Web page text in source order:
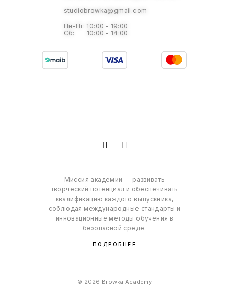
studiobrowka@gmail.com
Пн-Пт: 10:00 - 19:00
Сб: 10:00 - 14:00
Миссия академии — развивать
творческий потенциал и обеспечивать
квалификацию каждого выпускника,
соблюдая международные стандарты и
инновационные методы обучения в
безопасной среде.
ПОДРОБНЕЕ
© 2026 Browka Academy